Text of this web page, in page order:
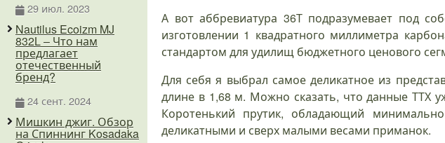
А вот аббревиатура 36Т подразумевает под
изготовлении 1 квадратного миллиметра
стандартом для удилищ бюджетного ценового
Для себя я выбрал самое деликатное из
длине в 1,68 м. Можно сказать, что данные ТТХ
Коротенький прутик, обладающий
деликатными и сверх малыми весами приманок.
29 июл. 2023
Nautilus Ecoizm MJ
832L – Что нам
предлагает
отечественный
бренд?
24 сент. 2024
Мишкин джиг. Обзор
на Спиннинг Kosadaka